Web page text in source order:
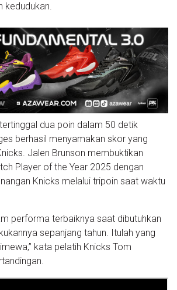
kedudukan.
dua poin dalam 50 detik
berhasil menyamakan skor yang
Jalen Brunson membuktikan
Player of the Year 2025 dengan
Knicks melalui tripoin saat waktu
performa terbaiknya saat dibutuhkan
sepanjang tahun. Itulah yang
kata pelatih Knicks Tom